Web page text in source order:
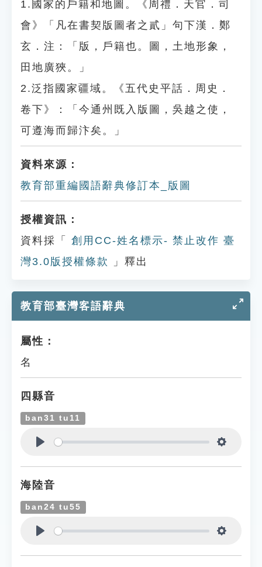
1.國家的戶籍和地圖。《周禮．天官．司
會》「凡在書契版圖者之貳」句下漢．鄭
玄．注：「版，戶籍也。圖，土地形象，
田地廣狹。」
2.泛指國家疆域。《五代史平話．周史．
卷下》：「今通州既入版圖，吳越之使，
可遵海而歸汴矣。」
資料來源：
教育部重編國語辭典修訂本_版圖
授權資訊：
資料採「
創用CC-姓名標示- 禁止改作 臺
灣3.0版授權條款
」釋出
教育部臺灣客語辭典
屬性：
名
四縣音
ban31 tu11
海陸音
ban24 tu55